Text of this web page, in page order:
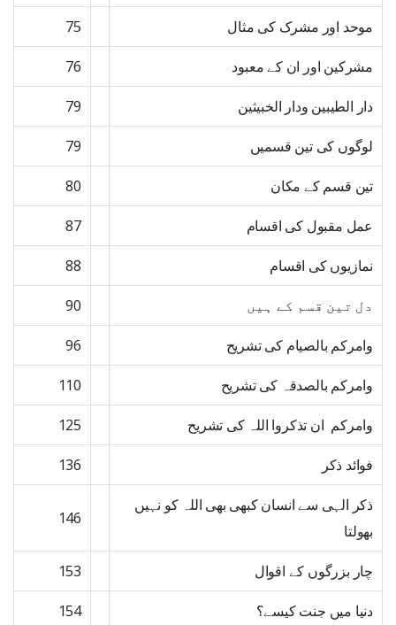
موحد اور مشرک کی مثال 75
مشرکین اور ان کے معبود 76
دار الطیبین ودار الخبیثین 79
لوگوں کی تین قسمیں 79
تین قسم کے مکان 80
عمل مقبول کی اقسام 87
نمازیوں کی اقسام 88
دل تین قسم کے ہیں 90
وامرکم بالصیام کی تشریح 96
وامرکم بالصدقہ کی تشریح 110
وامرکم ان تذکروا اللہ کی تشریح 125
فوائد ذکر 136
ذکر الہی سے انسان کبھی بھی اللہ کو نہیں
بھولتا
146
چار بزرگوں کے اقوال 153
دنیا میں جنت کیسے؟ 154